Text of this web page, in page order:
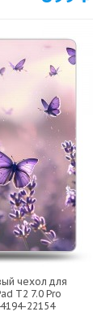
чехол для
T2 7.0 Pro
22154